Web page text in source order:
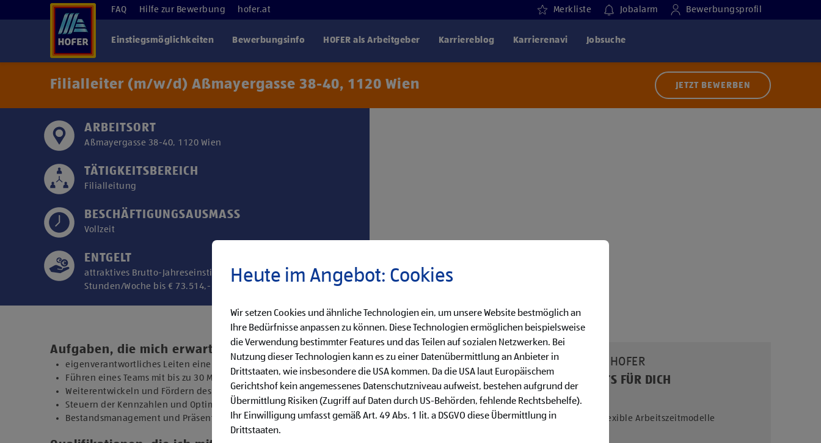
FAQ Hilfe zur Bewerbung hofer.at Merkliste Jobalarm Bewerbungsprofil
Einstiegsmöglichkeiten Bewerbungsinfo HOFER als Arbeitgeber Karriereblog Karrierenavi Jobsuche
Filialleiter (m/w/d) Aßmayergasse 38-40, 1120 Wien JETZT BEWERBEN
ARBEITSORT
Aßmayergasse 38-40, 1120 Wien
TÄTIGKEITSBEREICH
Filialleitung
BESCHÄFTIGUNGSAUSMASS
Vollzeit
ENTGELT
attraktives Brutto-Jahreseinstiegsgehalt ab € 53.494,- für 38,5
Stunden/Woche bis € 73.514,- in der Endstufe
Aufgaben, die mich erwarten
eigenverantwortliches Leiten einer Filiale
Führen eines Teams mit bis zu 30 Mitarbeiter:innen
Weiterentwickeln und Fördern des Filialteams
Steuern der Kennzahlen und Optimieren von Abläufen
Bestandsmanagement und Präsentieren der Ware
UNSERE HOFER
BENEFITS FÜR DICH
Flexible Arbeitszeitmodelle
Heute im Angebot: Cookies
Wir setzen Cookies und ähnliche Technologien ein, um unsere Website bestmöglich an
Ihre Bedürfnisse anpassen zu können. Diese Technologien ermöglichen beispielsweise
die Verwendung bestimmter Features und das Teilen auf sozialen Netzwerken. Bei
Nutzung dieser Technologien kann es zu einer Datenübermittlung an Anbieter in
Drittstaaten, wie insbesondere die USA kommen. Da die USA laut Europäischem
Gerichtshof kein angemessenes Datenschutzniveau aufweist, bestehen aufgrund der
Übermittlung Risiken (Zugriff auf Daten durch US-Behörden, fehlende Rechtsbehelfe).
Ihr Einwilligung umfasst gemäß Art. 49 Abs. 1 lit. a DSGVO diese Übermittlung in
Drittstaaten.